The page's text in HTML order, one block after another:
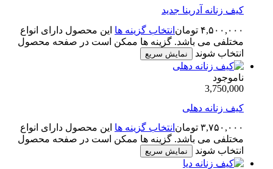
کیف زنانه آدرینا جدید
۴,۵۰۰,۰۰۰ تومانانتخاب گزینه ها این محصول دارای انواع
مختلفی می باشد. گزینه ها ممکن است در صفحه محصول
انتخاب شوند نمایش سریع
ناموجود
3,750,000
کیف زنانه دهلی
۳,۷۵۰,۰۰۰ تومانانتخاب گزینه ها این محصول دارای انواع
مختلفی می باشد. گزینه ها ممکن است در صفحه محصول
انتخاب شوند نمایش سریع